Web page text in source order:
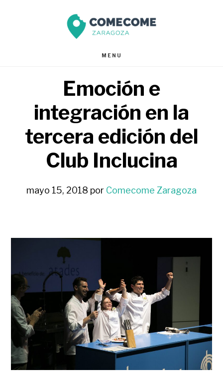
MENU
Emoción e
integración en la
tercera edición del
Club Inclucina
mayo 15, 2018 por Comecome Zaragoza